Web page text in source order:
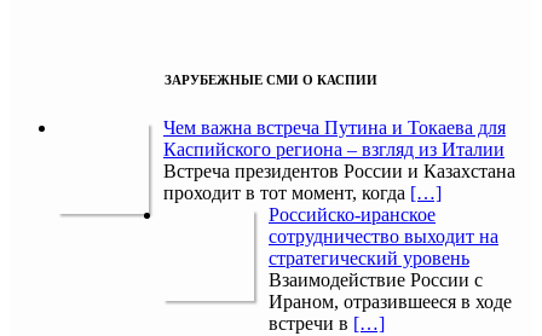
ЗАРУБЕЖНЫЕ СМИ О КАСПИИ
Чем важна встреча Путина и Токаева для
Каспийского региона – взгляд из Италии
Встреча президентов России и Казахстана
проходит в тот момент, когда […]
Российско-иранское
сотрудничество выходит на
стратегический уровень
Взаимодействие России с
Ираном, отразившееся в ходе
встречи в […]